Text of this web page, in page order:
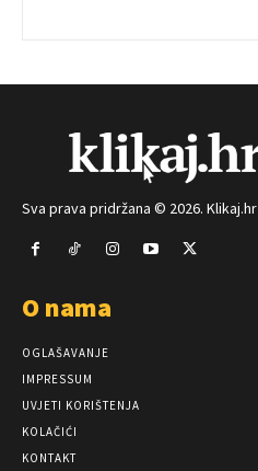
Sva prava pridržana © 2026. Klikaj.hr
O nama
OGLAŠAVANJE
IMPRESSUM
UVJETI KORIŠTENJA
KOLAČIĆI
KONTAKT